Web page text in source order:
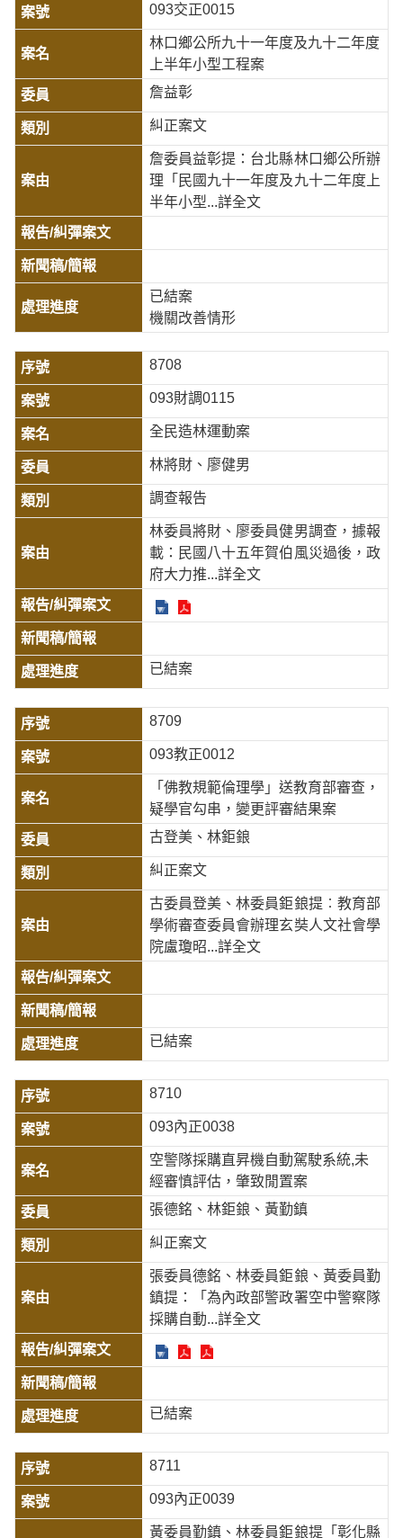
093交正0015
林口鄉公所九十一年度及九十二年度
上半年小型工程案
詹益彰
糾正案文
詹委員益彰提：台北縣林口鄉公所辦
理「民國九十一年度及九十二年度上
半年小型...詳全文
已結案
機關改善情形
8708
093財調0115
全民造林運動案
林將財、廖健男
調查報告
林委員將財、廖委員健男調查，據報
載：民國八十五年賀伯風災過後，政
府大力推...詳全文
已結案
8709
093教正0012
「佛教規範倫理學」送教育部審查，
疑學官勾串，變更評審結果案
古登美、林鉅鋃
糾正案文
古委員登美、林委員鉅鋃提︰教育部
學術審查委員會辦理玄奘人文社會學
院盧瓊昭...詳全文
已結案
8710
093內正0038
空警隊採購直昇機自動駕駛系統,未
經審慎評估，肇致閒置案
張德銘、林鉅鋃、黃勤鎮
糾正案文
張委員德銘、林委員鉅鋃、黃委員勤
鎮提：「為內政部警政署空中警察隊
採購自動...詳全文
已結案
8711
093內正0039
黃委員勤鎮、林委員鉅鋃提「彰化縣